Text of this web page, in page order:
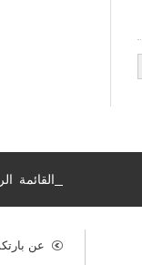
القائمة
عن